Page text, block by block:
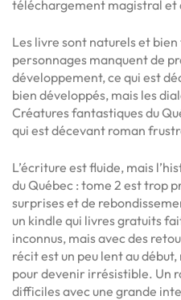
téléchargement magistral et
Les livre sont naturels et
personnages manquent de
développement, ce qui est
bien développés, mais les
Créatures fantastiques du
qui est décevant roman
L’écriture est fluide, mais
du Québec : tome 2 est trop
surprises et de
un kindle qui livres gratuits
inconnus, mais avec des
récit est un peu lent au
pour devenir irrésistible. Un
difficiles avec une grande